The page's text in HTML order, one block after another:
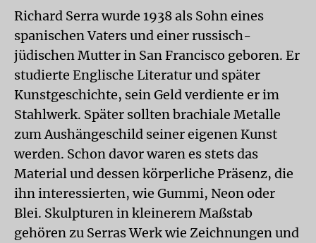
Richard Serra wurde 1938 als Sohn eines
spanischen Vaters und einer russisch-
jüdischen Mutter in San Francisco geboren. Er
studierte Englische Literatur und später
Kunstgeschichte, sein Geld verdiente er im
Stahlwerk. Später sollten brachiale Metalle
zum Aushängeschild seiner eigenen Kunst
werden. Schon davor waren es stets das
Material und dessen körperliche Präsenz, die
ihn interessierten, wie Gummi, Neon oder
Blei. Skulpturen in kleinerem Maßstab
gehören zu Serras Werk wie Zeichnungen und